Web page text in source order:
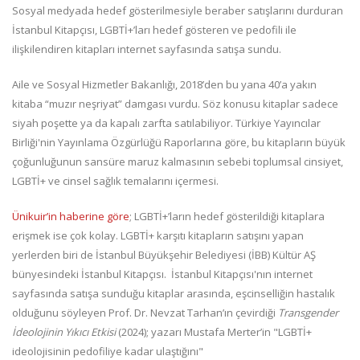
Sosyal medyada hedef gösterilmesiyle beraber satışlarını durduran
İstanbul Kitapçısı, LGBTİ+’ları hedef gösteren ve pedofili ile
ilişkilendiren kitapları internet sayfasında satışa sundu.
Aile ve Sosyal Hizmetler Bakanlığı, 2018’den bu yana 40’a yakın
kitaba “muzır neşriyat” damgası vurdu. Söz konusu kitaplar sadece
siyah poşette ya da kapalı zarfta satılabiliyor. Türkiye Yayıncılar
Birliği'nin Yayınlama Özgürlüğü Raporlarına göre, bu kitapların büyük
çoğunluğunun sansüre maruz kalmasının sebebi toplumsal cinsiyet,
LGBTİ+ ve cinsel sağlık temalarını içermesi.
Ünikuir’in haberine göre; LGBTİ+’ların hedef gösterildiği kitaplara
erişmek ise çok kolay. LGBTİ+ karşıtı kitapların satışını yapan
yerlerden biri de İstanbul Büyükşehir Belediyesi (İBB) Kültür AŞ
bünyesindeki İstanbul Kitapçısı. İstanbul Kitapçısı'nın internet
sayfasında satışa sunduğu kitaplar arasında, eşcinselliğin hastalık
olduğunu söyleyen Prof. Dr. Nevzat Tarhan’ın çevirdiği Transgender
İdeolojinin Yıkıcı Etkisi(2024); yazarı Mustafa Merter’in "LGBTİ+
ideolojisinin pedofiliye kadar ulaştığını"